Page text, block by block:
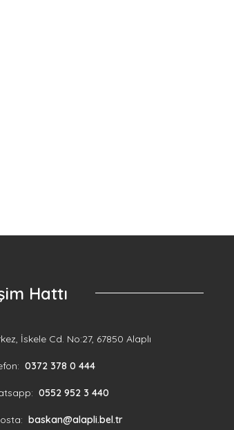
Hattı
İskele Cd. No:27, 67850 Alaplı
0372 378 0 444
0552 952 3 440
baskan@alapli.bel.tr